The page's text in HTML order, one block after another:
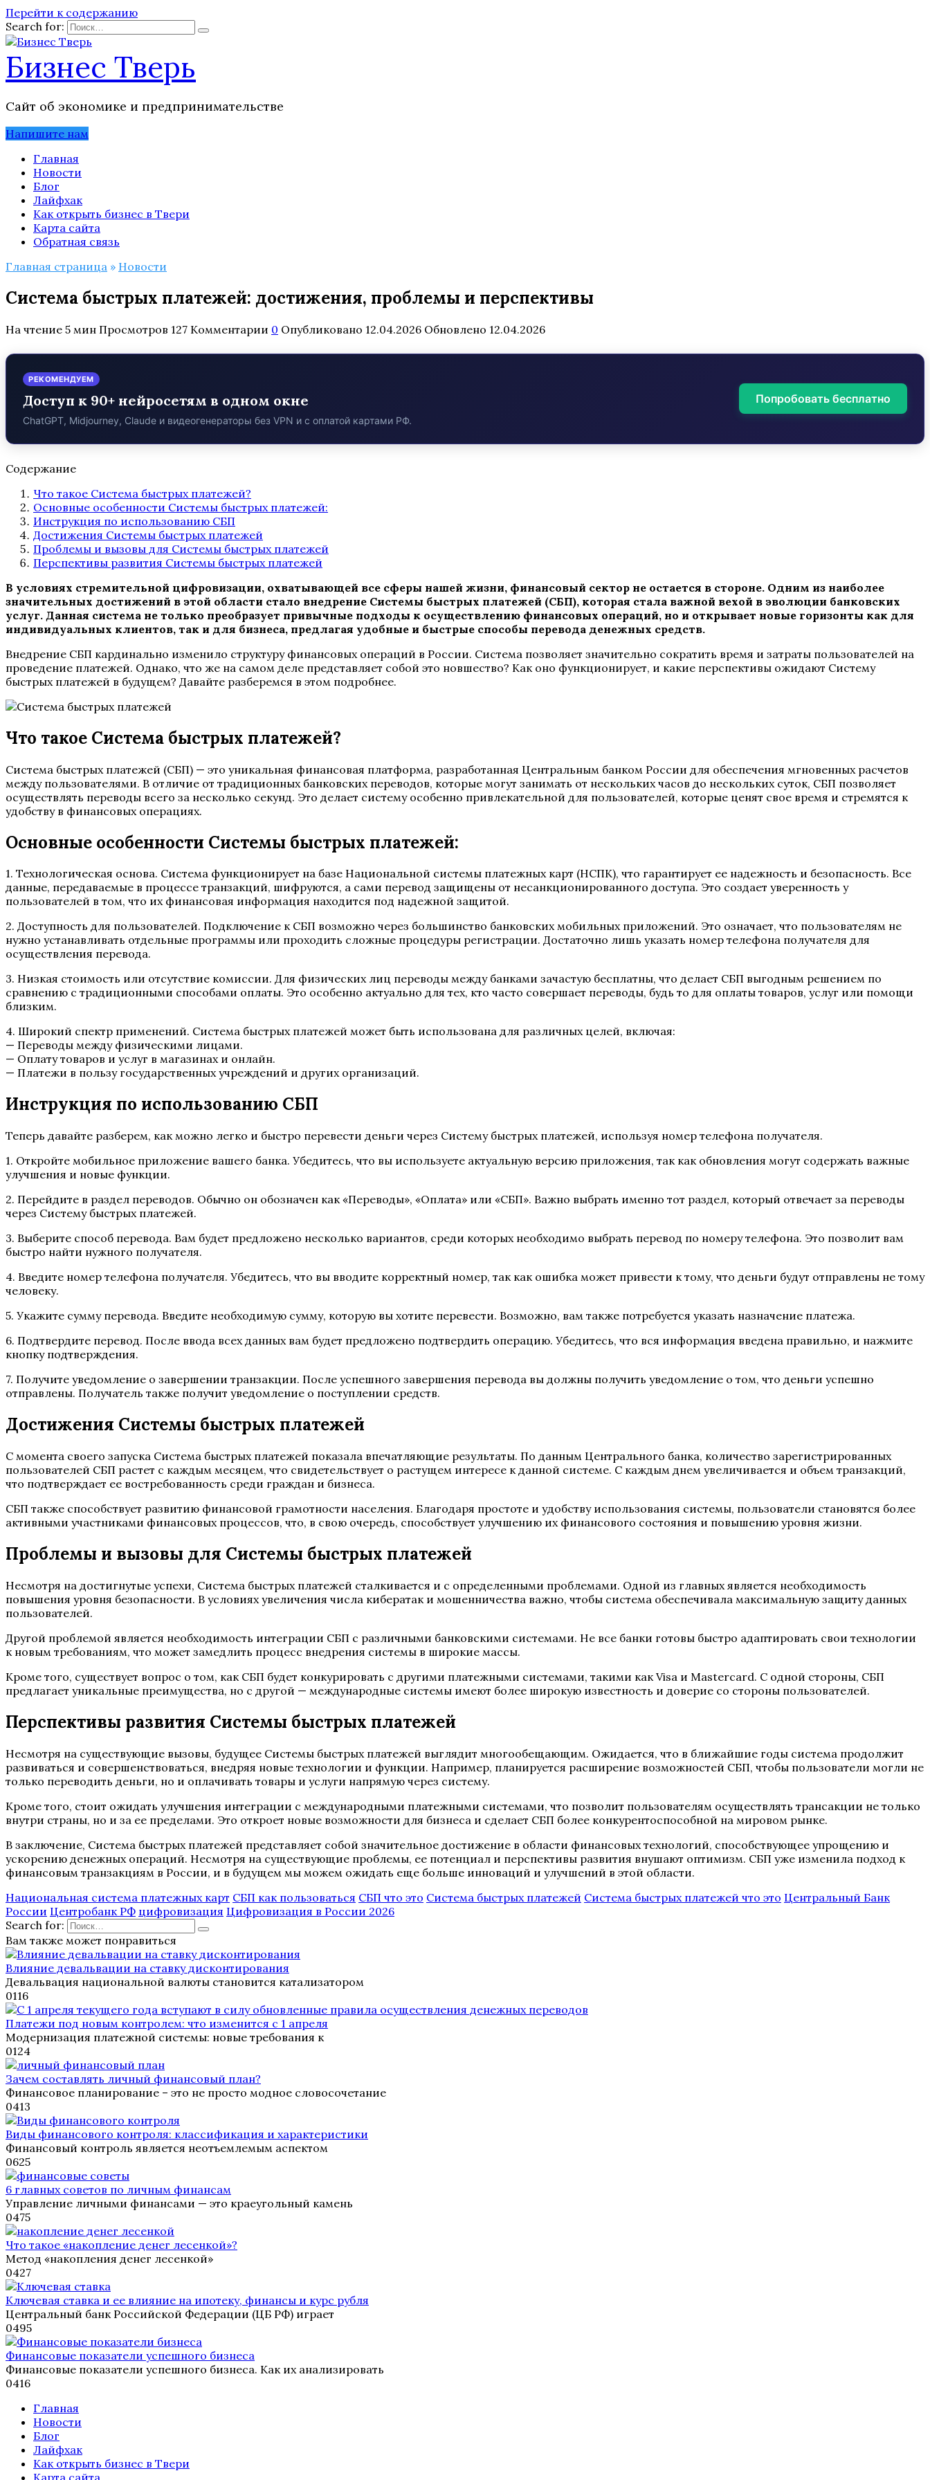
Перейти к содержанию
Search for:
Бизнес Тверь
Сайт об экономике и предпринимательстве
Напишите нам
Главная
Новости
Блог
Лайфхак
Как открыть бизнес в Твери
Карта сайта
Обратная связь
Главная страница » Новости
Система быстрых платежей: достижения, проблемы и перспективы
На чтение 5 мин Просмотров 127 Комментарии 0 Опубликовано 12.04.2026 Обновлено 12.04.2026
РЕКОМЕНДУЕМ
Доступ к 90+ нейросетям в одном окне
ChatGPT, Midjourney, Claude и видеогенераторы без VPN и с оплатой картами РФ.
Попробовать бесплатно
Содержание
Что такое Система быстрых платежей?
Основные особенности Системы быстрых платежей:
Инструкция по использованию СБП
Достижения Системы быстрых платежей
Проблемы и вызовы для Системы быстрых платежей
Перспективы развития Системы быстрых платежей
В условиях стремительной цифровизации, охватывающей все сферы нашей жизни, финансовый сектор не остается в стороне. Одним из наиболее
значительных достижений в этой области стало внедрение Системы быстрых платежей (СБП), которая стала важной вехой в эволюции банковских
услуг. Данная система не только преобразует привычные подходы к осуществлению финансовых операций, но и открывает новые горизонты как для
индивидуальных клиентов, так и для бизнеса, предлагая удобные и быстрые способы перевода денежных средств.
Внедрение СБП кардинально изменило структуру финансовых операций в России. Система позволяет значительно сократить время и затраты пользователей на
проведение платежей. Однако, что же на самом деле представляет собой это новшество? Как оно функционирует, и какие перспективы ожидают Систему
быстрых платежей в будущем? Давайте разберемся в этом подробнее.
Что такое Система быстрых платежей?
Система быстрых платежей (СБП) — это уникальная финансовая платформа, разработанная Центральным банком России для обеспечения мгновенных расчетов
между пользователями. В отличие от традиционных банковских переводов, которые могут занимать от нескольких часов до нескольких суток, СБП позволяет
осуществлять переводы всего за несколько секунд. Это делает систему особенно привлекательной для пользователей, которые ценят свое время и стремятся к
удобству в финансовых операциях.
Основные особенности Системы быстрых платежей:
1. Технологическая основа. Система функционирует на базе Национальной системы платежных карт (НСПК), что гарантирует ее надежность и безопасность. Все
данные, передаваемые в процессе транзакций, шифруются, а сами перевод защищены от несанкционированного доступа. Это создает уверенность у
пользователей в том, что их финансовая информация находится под надежной защитой.
2. Доступность для пользователей. Подключение к СБП возможно через большинство банковских мобильных приложений. Это означает, что пользователям не
нужно устанавливать отдельные программы или проходить сложные процедуры регистрации. Достаточно лишь указать номер телефона получателя для
осуществления перевода.
3. Низкая стоимость или отсутствие комиссии. Для физических лиц переводы между банками зачастую бесплатны, что делает СБП выгодным решением по
сравнению с традиционными способами оплаты. Это особенно актуально для тех, кто часто совершает переводы, будь то для оплаты товаров, услуг или помощи
близким.
4. Широкий спектр применений. Система быстрых платежей может быть использована для различных целей, включая:
— Переводы между физическими лицами.
— Оплату товаров и услуг в магазинах и онлайн.
— Платежи в пользу государственных учреждений и других организаций.
Инструкция по использованию СБП
Теперь давайте разберем, как можно легко и быстро перевести деньги через Систему быстрых платежей, используя номер телефона получателя.
1. Откройте мобильное приложение вашего банка. Убедитесь, что вы используете актуальную версию приложения, так как обновления могут содержать важные
улучшения и новые функции.
2. Перейдите в раздел переводов. Обычно он обозначен как «Переводы», «Оплата» или «СБП». Важно выбрать именно тот раздел, который отвечает за переводы
через Систему быстрых платежей.
3. Выберите способ перевода. Вам будет предложено несколько вариантов, среди которых необходимо выбрать перевод по номеру телефона. Это позволит вам
быстро найти нужного получателя.
4. Введите номер телефона получателя. Убедитесь, что вы вводите корректный номер, так как ошибка может привести к тому, что деньги будут отправлены не тому
человеку.
5. Укажите сумму перевода. Введите необходимую сумму, которую вы хотите перевести. Возможно, вам также потребуется указать назначение платежа.
6. Подтвердите перевод. После ввода всех данных вам будет предложено подтвердить операцию. Убедитесь, что вся информация введена правильно, и нажмите
кнопку подтверждения.
7. Получите уведомление о завершении транзакции. После успешного завершения перевода вы должны получить уведомление о том, что деньги успешно
отправлены. Получатель также получит уведомление о поступлении средств.
Достижения Системы быстрых платежей
С момента своего запуска Система быстрых платежей показала впечатляющие результаты. По данным Центрального банка, количество зарегистрированных
пользователей СБП растет с каждым месяцем, что свидетельствует о растущем интересе к данной системе. С каждым днем увеличивается и объем транзакций,
что подтверждает ее востребованность среди граждан и бизнеса.
СБП также способствует развитию финансовой грамотности населения. Благодаря простоте и удобству использования системы, пользователи становятся более
активными участниками финансовых процессов, что, в свою очередь, способствует улучшению их финансового состояния и повышению уровня жизни.
Проблемы и вызовы для Системы быстрых платежей
Несмотря на достигнутые успехи, Система быстрых платежей сталкивается и с определенными проблемами. Одной из главных является необходимость
повышения уровня безопасности. В условиях увеличения числа кибератак и мошенничества важно, чтобы система обеспечивала максимальную защиту данных
пользователей.
Другой проблемой является необходимость интеграции СБП с различными банковскими системами. Не все банки готовы быстро адаптировать свои технологии
к новым требованиям, что может замедлить процесс внедрения системы в широкие массы.
Кроме того, существует вопрос о том, как СБП будет конкурировать с другими платежными системами, такими как Visa и Mastercard. С одной стороны, СБП
предлагает уникальные преимущества, но с другой — международные системы имеют более широкую известность и доверие со стороны пользователей.
Перспективы развития Системы быстрых платежей
Несмотря на существующие вызовы, будущее Системы быстрых платежей выглядит многообещающим. Ожидается, что в ближайшие годы система продолжит
развиваться и совершенствоваться, внедряя новые технологии и функции. Например, планируется расширение возможностей СБП, чтобы пользователи могли не
только переводить деньги, но и оплачивать товары и услуги напрямую через систему.
Кроме того, стоит ожидать улучшения интеграции с международными платежными системами, что позволит пользователям осуществлять трансакции не только
внутри страны, но и за ее пределами. Это откроет новые возможности для бизнеса и сделает СБП более конкурентоспособной на мировом рынке.
В заключение, Система быстрых платежей представляет собой значительное достижение в области финансовых технологий, способствующее упрощению и
ускорению денежных операций. Несмотря на существующие проблемы, ее потенциал и перспективы развития внушают оптимизм. СБП уже изменила подход к
финансовым транзакциям в России, и в будущем мы можем ожидать еще больше инноваций и улучшений в этой области.
Национальная система платежных карт СБП как пользоваться СБП что это Система быстрых платежей Система быстрых платежей что это Центральный Банк
России Центробанк РФ цифровизация Цифровизация в России 2026
Search for:
Вам также может понравиться
Влияние девальвации на ставку дисконтирования
Девальвация национальной валюты становится катализатором
0116
Платежи под новым контролем: что изменится с 1 апреля
Модернизация платежной системы: новые требования к
0124
Зачем составлять личный финансовый план?
Финансовое планирование – это не просто модное словосочетание
0413
Виды финансового контроля: классификация и характеристики
Финансовый контроль является неотъемлемым аспектом
0625
6 главных советов по личным финансам
Управление личными финансами — это краеугольный камень
0475
Что такое «накопление денег лесенкой»?
Метод «накопления денег лесенкой»
0427
Ключевая ставка и ее влияние на ипотеку, финансы и курс рубля
Центральный банк Российской Федерации (ЦБ РФ) играет
0495
Финансовые показатели успешного бизнеса
Финансовые показатели успешного бизнеса. Как их анализировать
0416
Главная
Новости
Блог
Лайфхак
Как открыть бизнес в Твери
Карта сайта